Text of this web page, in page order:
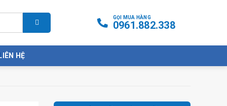
GỌI MUA HÀNG
0961.882.338
LIÊN HỆ